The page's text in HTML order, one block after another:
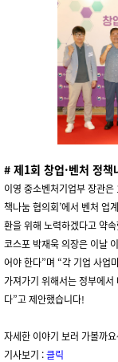
# 제1회 창업·벤처 정책
이영 중소벤처기업부 장관은
책나눔 협의회’에서 벤처 업
환을 위해 노력하겠다고 약
코스포 박재욱 의장은 이날
어야 한다”며 “각 기업 사업
가져가기 위해서는 정부에
다”고 제안했습니다!
자세한 이야기 보러 가볼까
기사보기 :클릭